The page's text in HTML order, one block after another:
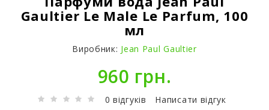
Gaultier Le Male Le Parfum, 100
мл
Виробник: Jean Paul Gaultier
960 грн.
0 відгуків
Написати відгук